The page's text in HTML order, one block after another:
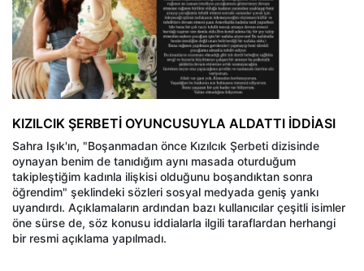
KIZILCIK ŞERBETİ OYUNCUSUYLA ALDATTI İDDİASI
Sahra Işık'ın, "Boşanmadan önce Kızılcık Şerbeti dizisinde
oynayan benim de tanıdığım aynı masada oturduğum
takipleştiğim kadınla ilişkisi olduğunu boşandıktan sonra
öğrendim" şeklindeki sözleri sosyal medyada geniş yankı
uyandırdı. Açıklamaların ardından bazı kullanıcılar çeşitli isimler
öne sürse de, söz konusu iddialarla ilgili taraflardan herhangi
bir resmi açıklama yapılmadı.